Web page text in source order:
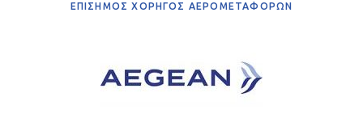
ΕΠΙΣΗΜΟΣ ΧΟΡΗΓΟΣ ΑΕΡΟΜΕΤΑΦΟΡΩΝ